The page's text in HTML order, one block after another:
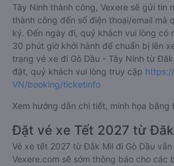
Tây Ninh thành công, Vexere sẽ gửi tin
thành công đến số điện thoại/email mà
ký. Đến ngày đi, quý khách vui lòng có
30 phút giờ khởi hành để chuẩn bị lên
trạng vé xe đi Gò Dầu - Tây Ninh từ
đặt, quý khách vui lòng truy cập
VN/booking/ticketinfo
Xem hướng dẫn chi tiết, minh họa bằng
Đặt vé xe Tết 2027 từ
Vé xe tết 2027 từ Đăk Mil đi Gò Dầu
Vexere.com sẽ sớm thông báo cho các